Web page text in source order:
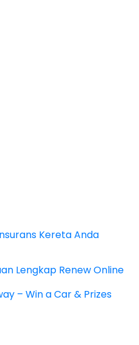
Kereta Anda
Lengkap Renew Online
– Win a Car & Prizes